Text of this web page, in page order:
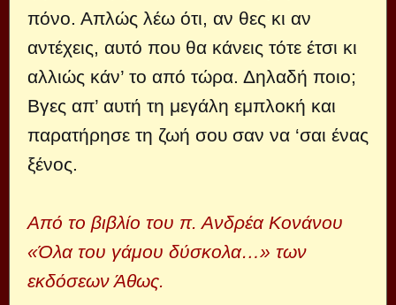
πόνο. Απλώς λέω ότι, αν θες κι αν
αντέχεις, αυτό που θα κάνεις τότε έτσι κι
αλλιώς κάν’ το από τώρα. Δηλαδή ποιο;
Βγες απ’ αυτή τη μεγάλη εμπλοκή και
παρατήρησε τη ζωή σου σαν να ‘σαι ένας
ξένος.
Από το βιβλίο του π. Ανδρέα Κονάνου
«Όλα του γάμου δύσκολα…» των
εκδόσεων Άθως.